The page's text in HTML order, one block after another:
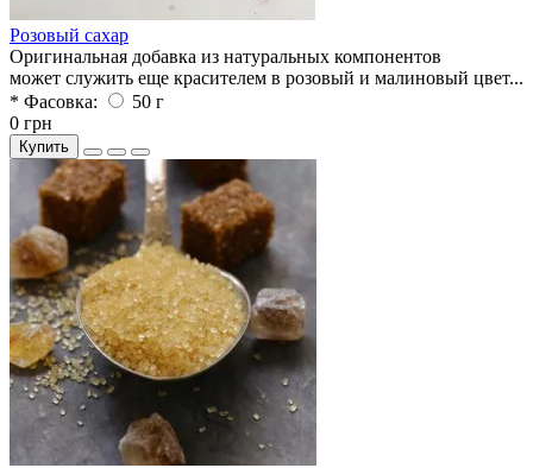
Розовый сахар
Оригинальная добавка из натуральных компонентов
может служить еще красителем в розовый и малиновый цвет...
* Фасовка:
50 г
0 грн
Купить